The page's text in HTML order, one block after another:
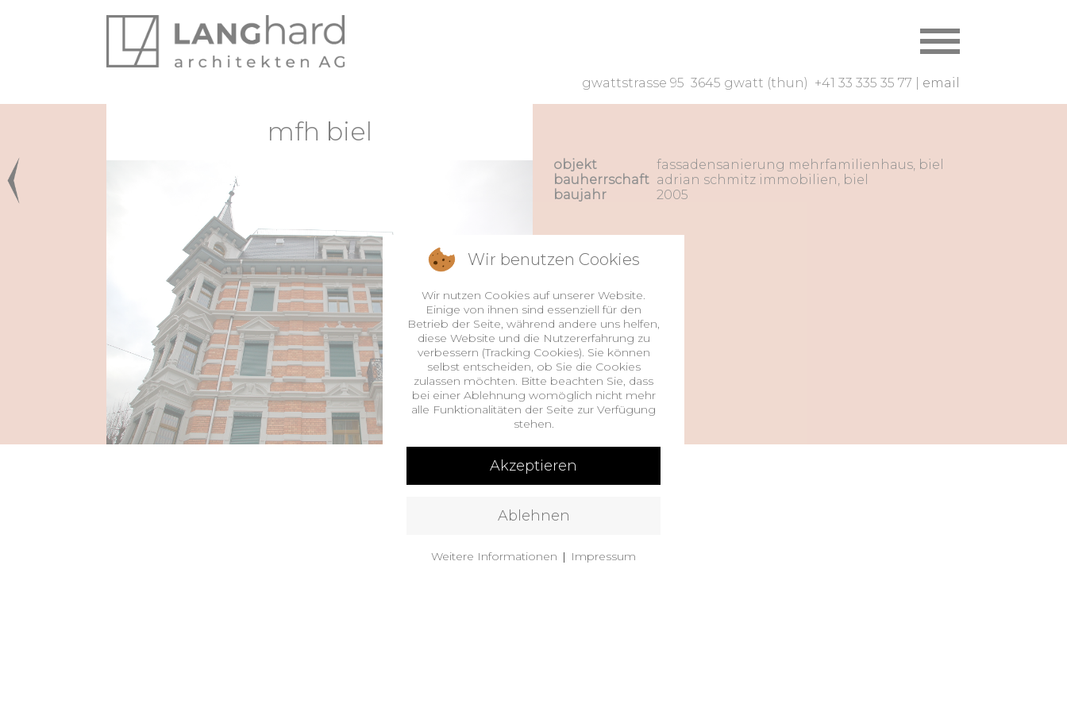
gwattstrasse 95 3645 gwatt (thun) +41 33 335 35 77 | email
mfh biel
objekt
fassadensanierung mehrfamilienhaus, biel
bauherrschaft adrian schmitz immobilien, biel
baujahr
2005
impressum |
Wir benutzen Cookies
Wir nutzen Cookies auf unserer Website.
Einige von ihnen sind essenziell für den
Betrieb der Seite, während andere uns helfen,
diese Website und die Nutzererfahrung zu
verbessern (Tracking Cookies). Sie können
selbst entscheiden, ob Sie die Cookies
zulassen möchten. Bitte beachten Sie, dass
bei einer Ablehnung womöglich nicht mehr
alle Funktionalitäten der Seite zur Verfügung
stehen.
Akzeptieren
Ablehnen
Weitere Informationen | Impressum